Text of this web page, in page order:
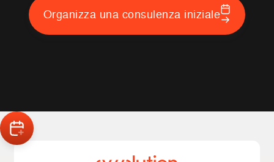
Organizza una consulenza iniziale